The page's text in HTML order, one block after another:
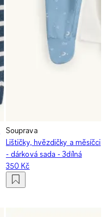
Souprava
Lištičky, hvězdičky a měsíčci
- dárková sada - 3dílná
350 Kč